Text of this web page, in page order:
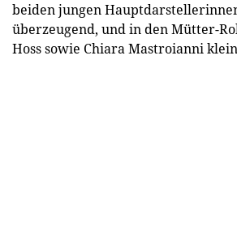
beiden jungen
überzeugend, und in den Mütter-
Hoss sowie Chiara Mastroianni